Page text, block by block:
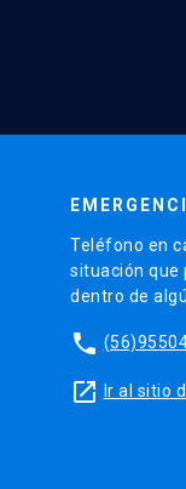
Teléfono en
situación que
dentro de
phone
launch Ir al sitio